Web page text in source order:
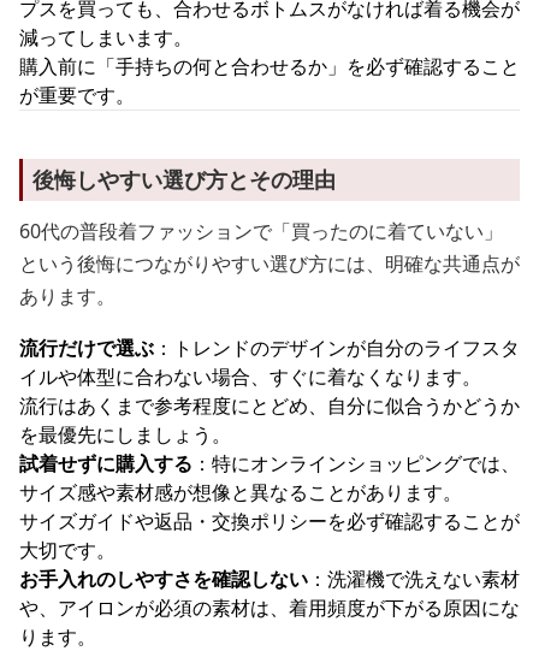
プスを買っても、合わせるボトムスがなければ着る機会が
減ってしまいます。
購入前に「手持ちの何と合わせるか」を必ず確認すること
が重要です。
後悔しやすい選び方とその理由
60代の普段着ファッションで「買ったのに着ていない」
という後悔につながりやすい選び方には、明確な共通点が
あります。
流行だけで選ぶ ：トレンドのデザインが自分のライフスタ
イルや体型に合わない場合、すぐに着なくなります。
流行はあくまで参考程度にとどめ、自分に似合うかどうか
を最優先にしましょう。
試着せずに購入する ：特にオンラインショッピングでは、
サイズ感や素材感が想像と異なることがあります。
サイズガイドや返品・交換ポリシーを必ず確認することが
大切です。
お手入れのしやすさを確認しない ：洗濯機で洗えない素材
や、アイロンが必須の素材は、着用頻度が下がる原因にな
ります。